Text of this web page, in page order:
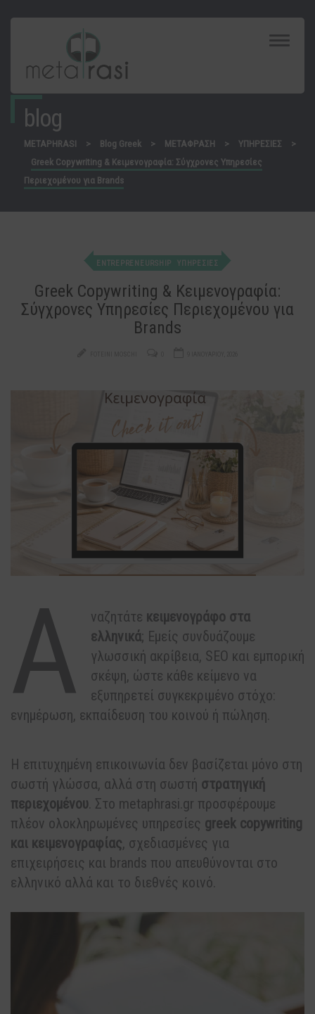
Toggle
blog
METAPHRASI > Blog Greek > ΜΕΤΑΦΡΑΣΗ > ΥΠΗΡΕΣΙΕΣ
>
Greek Copywriting & Κειμενογραφία: Σύγχρονες Υπηρεσίες
Περιεχομένου για Brands
ENTREPRENEURSHIP ΥΠΗΡΕΣΙΕΣ
Greek Copywriting & Κειμενογραφία:
Σύγχρονες Υπηρεσίες Περιεχομένου για
Brands
Α ναζητάτε κειμενογράφο στα
ελληνικά; Εμείς συνδυάζουμε
γλωσσική ακρίβεια, SEO και εμπορική
σκέψη, ώστε κάθε κείμενο να
εξυπηρετεί συγκεκριμένο στόχο:
ενημέρωση, εκπαίδευση του κοινού ή πώληση.
Η επιτυχημένη επικοινωνία δεν βασίζεται μόνο στη
σωστή γλώσσα, αλλά στη σωστή στρατηγική
περιεχομένου. Στο metaphrasi.gr προσφέρουμε
πλέον ολοκληρωμένες υπηρεσίες greek copywriting
και κειμενογραφίας, σχεδιασμένες για
επιχειρήσεις και brands που απευθύνονται στο
ελληνικό αλλά και το διεθνές κοινό.